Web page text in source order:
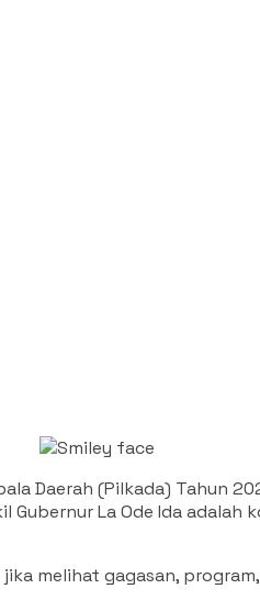
Daerah (Pilkada) Tahun
Gubernur La Ode Ida
melihat gagasan,